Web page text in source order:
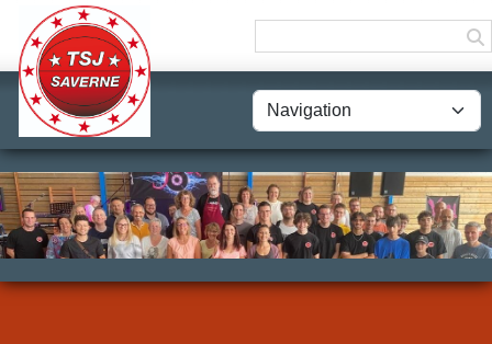
Panneau de gestion des cookies